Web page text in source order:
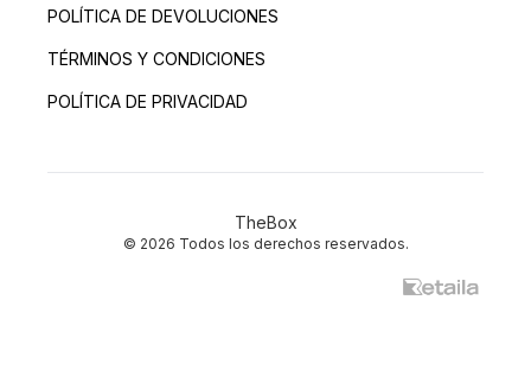
POLÍTICA DE DEVOLUCIONES
TÉRMINOS Y CONDICIONES
POLÍTICA DE PRIVACIDAD
TheBox
© 2026 Todos los derechos reservados.